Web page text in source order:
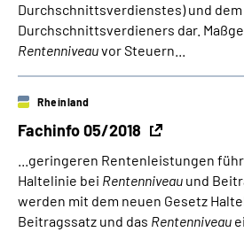
Durchschnittsverdienstes) und
Durchschnittsverdieners dar.
Rentenniveauvor Steuern...
Fachinfo 05/2018
Rheinland
...geringeren Rentenleistungen
Haltelinie bei Rentenniveau und
werden mit dem neuen Gesetz
Beitragssatz und das Rentenniveau